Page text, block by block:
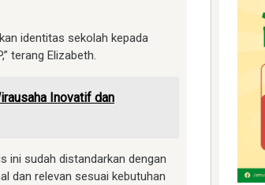
identitas sekolah kepada
terang Elizabeth.
Inovatif dan
ini sudah distandarkan dengan
dan relevan sesuai kebutuhan